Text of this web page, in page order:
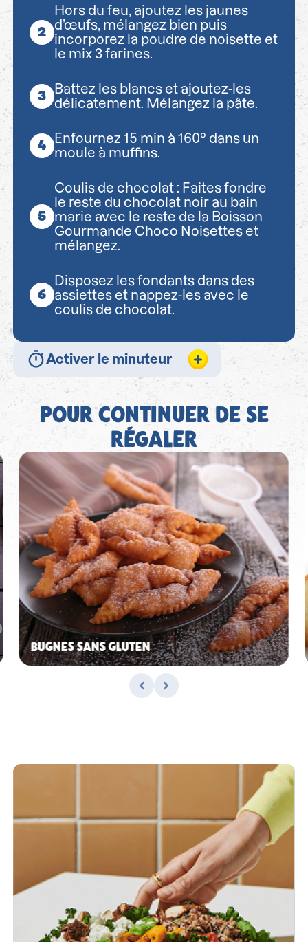
Hors du feu, ajoutez les jaunes
d’œufs, mélangez bien puis
incorporez la poudre de noisette et
le mix 3 farines.
Battez les blancs et ajoutez-les
délicatement. Mélangez la pâte.
Enfournez 15 min à 160° dans un
moule à muffins.
Coulis de chocolat : Faites fondre
le reste du chocolat noir au bain
marie avec le reste de la Boisson
Gourmande Choco Noisettes et
mélangez.
Disposez les fondants dans des
assiettes et nappez-les avec le
coulis de chocolat.
Activer le minuteur
POUR CONTINUER DE SE
RÉGALER
BUGNES SANS GLUTEN